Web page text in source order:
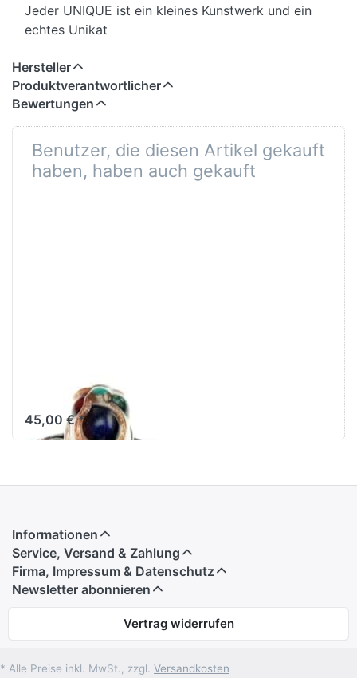
Jeder UNIQUE ist ein kleines Kunstwerk und ein
echtes Unikat
Hersteller
Produktverantwortlicher
Bewertungen
Benutzer, die diesen Artikel gekauft
haben, haben auch gekauft
45,00 € *
Informationen
Service, Versand & Zahlung
Firma, Impressum & Datenschutz
Newsletter abonnieren
Vertrag widerrufen
* Alle Preise inkl. MwSt., zzgl. Versandkosten